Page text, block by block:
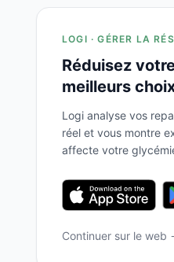
LOGI · GÉRER LA
Réduisez
meilleurs
Logi analyse vos
réel et vous montre
affecte votre
Continuer sur le web